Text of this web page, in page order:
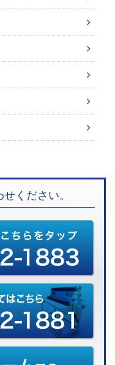
ください。